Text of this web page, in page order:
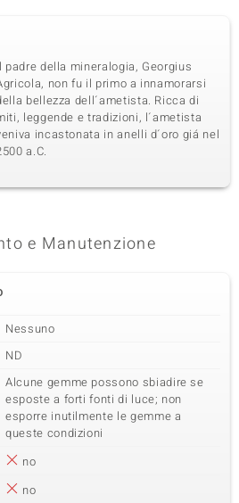
padre della mineralogia, Georgius
non fu il primo a innamorarsi
bellezza dell´ametista. Ricca di
leggende e tradizioni, l´ametista
incastonata in anelli d´oro giá nel
a.C.
e Manutenzione
Nessuno
ND
Alcune gemme possono sbiadire se
esposte a forti fonti di luce; non
esporre inutilmente le gemme a
queste condizioni
no
no